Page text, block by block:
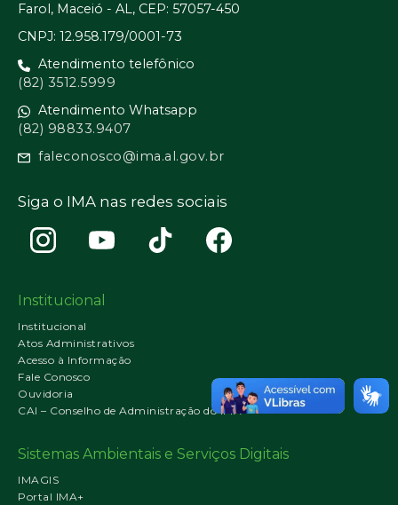
Farol, Maceió - AL, CEP: 57057-450
CNPJ: 12.958.179/0001-73
Atendimento telefônico
(82) 3512.5999
Atendimento Whatsapp
(82) 98833.9407
faleconosco@ima.al.gov.br
Siga o IMA nas redes sociais
Institucional
Institucional
Atos Administrativos
Acesso à Informação
Fale Conosco
Ouvidoria
CAI – Conselho de Administração do IMA
Sistemas Ambientais e Serviços Digitais
IMAGIS
Portal IMA+